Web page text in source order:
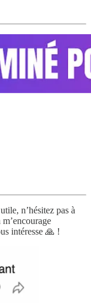
n’hésitez pas à
intéresse 🙏 !